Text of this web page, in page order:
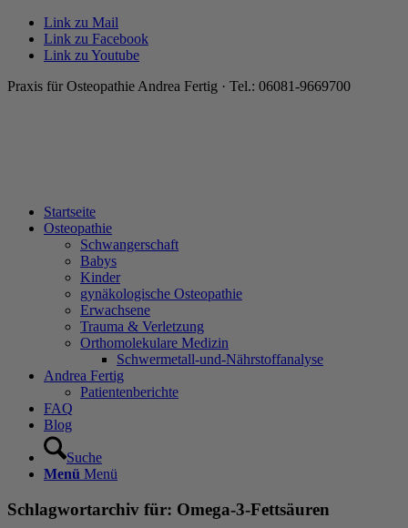
Link zu Mail
Link zu Facebook
Link zu Youtube
Praxis für Osteopathie Andrea Fertig · Tel.: 06081-9669700
Startseite
Osteopathie
Schwangerschaft
Babys
Kinder
gynäkologische Osteopathie
Erwachsene
Trauma & Verletzung
Orthomolekulare Medizin
Schwermetall-und-Nährstoffanalyse
Andrea Fertig
Patientenberichte
FAQ
Blog
Suche
Menü Menü
Schlagwortarchiv für: Omega-3-Fettsäuren